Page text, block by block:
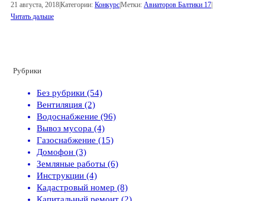
21 августа, 2018Категории: КонкурсМетки: Авиаторов Балтики 17
Читать дальше
Рубрики
Без рубрики (54)
Вентиляция (2)
Водоснабжение (96)
Вывоз мусора (4)
Газоснабжение (15)
Домофон (3)
Земляные работы (6)
Инструкции (4)
Кадастровый номер (8)